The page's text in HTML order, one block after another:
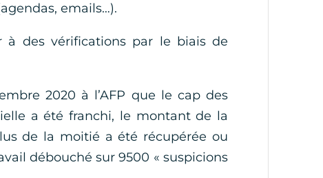
emails…).
à des vérifications par le biais de
2020 à l’AFP que le cap des
a été franchi, le montant de la
de la moitié a été récupérée ou
débouché sur 9500 « suspicions